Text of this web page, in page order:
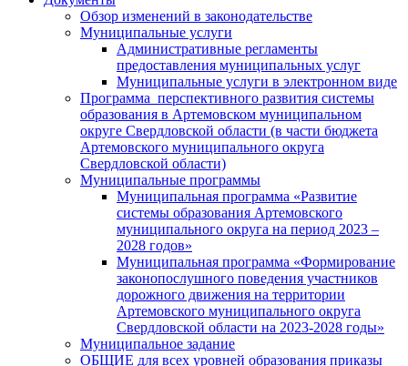
Обзор изменений в законодательстве
Муниципальные услуги
Административные регламенты
предоставления муниципальных услуг
Муниципальные услуги в электронном виде
Программа перспективного развития системы
образования в Артемовском муниципальном
округе Свердловской области (в части бюджета
Артемовского муниципального округа
Свердловской области)
Муниципальные программы
Муниципальная программа «Развитие
системы образования Артемовского
муниципального округа на период 2023 –
2028 годов»
Муниципальная программа «Формирование
законопослушного поведения участников
дорожного движения на территории
Артемовского муниципального округа
Свердловской области на 2023-2028 годы»
Муниципальное задание
ОБЩИЕ для всех уровней образования приказы